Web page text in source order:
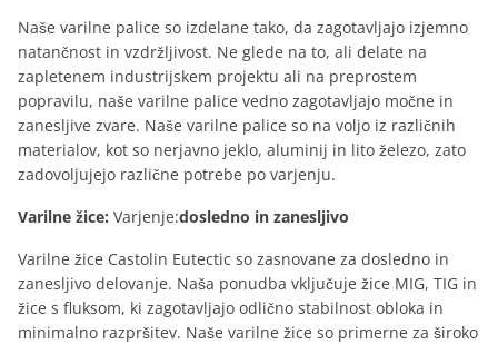
Naše varilne palice so izdelane tako, da zagotavljajo izjemno
natančnost in vzdržljivost. Ne glede na to, ali delate na
zapletenem industrijskem projektu ali na preprostem
popravilu, naše varilne palice vedno zagotavljajo močne in
zanesljive zvare. Naše varilne palice so na voljo iz različnih
materialov, kot so nerjavno jeklo, aluminij in lito železo, zato
zadovoljujejo različne potrebe po varjenju.
Varilne žice: Varjenje:dosledno in zanesljivo
Varilne žice Castolin Eutectic so zasnovane za dosledno in
zanesljivo delovanje. Naša ponudba vključuje žice MIG, TIG in
žice s fluksom, ki zagotavljajo odlično stabilnost obloka in
minimalno razpršitev. Naše varilne žice so primerne za široko